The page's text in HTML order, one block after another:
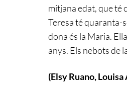
mitjana edat, que té
Teresa té quaranta-
dona és la Maria.
anys. Els nebots de
(Elsy Ruano,